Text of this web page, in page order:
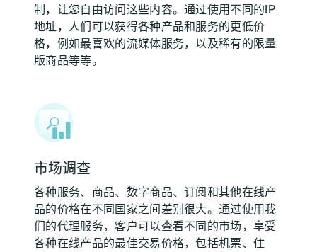
制，让您自由访问这些内容。通过使用不同的IP
地址，人们可以获得各种产品和服务的更低价
格，例如最喜欢的流媒体服务，以及稀有的限量
版商品等等。
市场调查
各种服务、商品、数字商品、订阅和其他在线产
品的价格在不同国家之间差别很大。通过使用我
们的代理服务，客户可以查看不同的市场，享受
各种在线产品的最佳交易价格，包括机票、住